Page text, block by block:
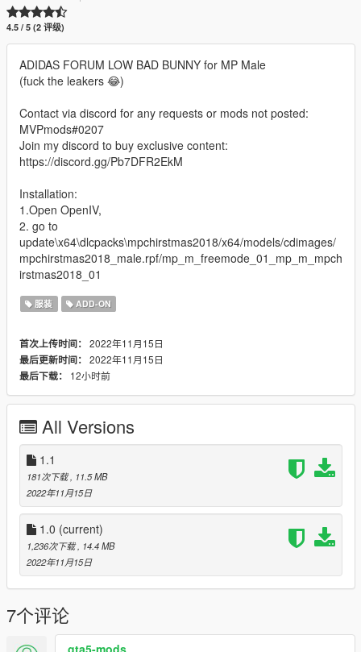
4.5 / 5 (2 评级)
ADIDAS FORUM LOW BAD BUNNY for MP Male
(fuck the leakers 😂)
Contact via discord for any requests or mods not posted:
MVPmods#0207
Join my discord to buy exclusive content:
https://discord.gg/Pb7DFR2EkM
Installation:
1.Open OpenIV,
2. go to
update\x64\dlcpacks\mpchirstmas2018/x64/models/cdimages/
mpchirstmas2018_male.rpf/mp_m_freemode_01_mp_m_mpch
irstmas2018_01
服装 ADD-ON
首次上传时间： 2022年11月15日
最后更新时间： 2022年11月15日
最后下载：
12小时前
All Versions
1.1
181次下载, 11.5 MB
2022年11月15日
1.0 (current)
1,236次下载, 14.4 MB
2022年11月15日
7个评论